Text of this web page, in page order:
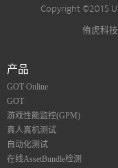
Copyright ©2015
侑虎科
产品
GOT Online
GOT
游戏性能监控(GPM)
真人真机测试
自动化测试
在线AssetBundle检测